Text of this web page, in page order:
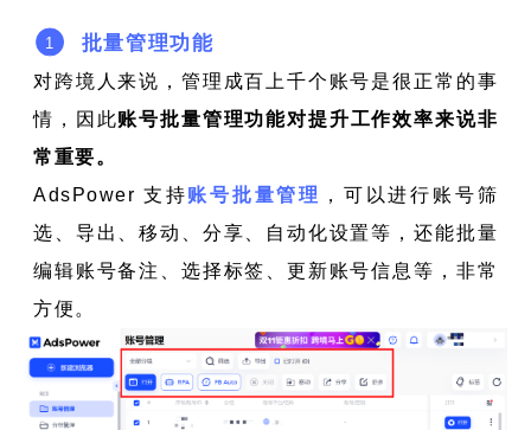
1 批量管理功能
对跨境人来说，管理成百上千个账号是很正常的事
情，因此账号批量管理功能对提升工作效率来说非
常重要。
AdsPower 支持账号批量管理
，可以进行账号筛
选、导出、移动、分享、自动化设置等，还能批量
编辑账号备注、选择标签、更新账号信息等，非常
方便。